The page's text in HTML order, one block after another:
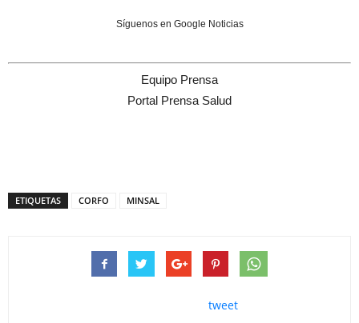
Síguenos en Google Noticias
Equipo Prensa
Portal Prensa Salud
ETIQUETAS CORFO MINSAL
tweet